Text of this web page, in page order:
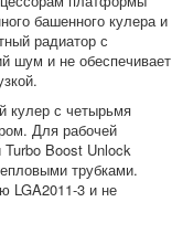
башенного кулера и
радиатор с
шум и не обеспечивает
кулер с четырьмя
Для рабочей
Turbo Boost Unlock
трубками.
LGA2011-3 и не